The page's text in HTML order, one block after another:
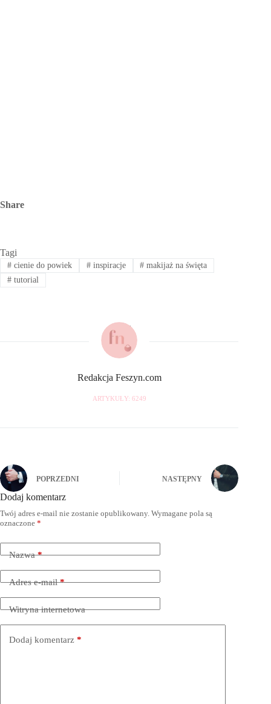
Share
Tagi
#cienie do powiek #inspiracje # makijaż na święta
#tutorial
Redakcja Feszyn.com
ARTYKUŁY: 6249
POPRZEDNI NASTĘPNY
Dodaj komentarz
Twój adres e-mail nie zostanie opublikowany. Wymagane pola są
oznaczone *
Nazwa*
Adres e-mail*
Witryna internetowa
Dodaj komentarz *